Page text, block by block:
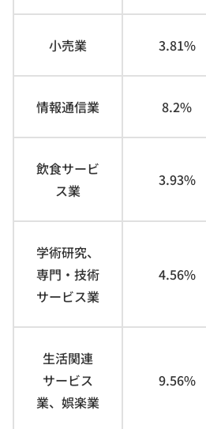
小売業 3.81%
情報通信業 8.2%
飲食サービ
ス業
3.93%
学術研究、
専門・技術
サービス業
4.56%
生活関連
サービス
業、娯楽業
9.56%